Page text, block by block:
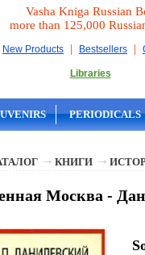
Vasha Kniga Russian
more than 125,000
New Products | Bestsellers |
Libraries
PERIODICALS
КНИГИ
Москва -